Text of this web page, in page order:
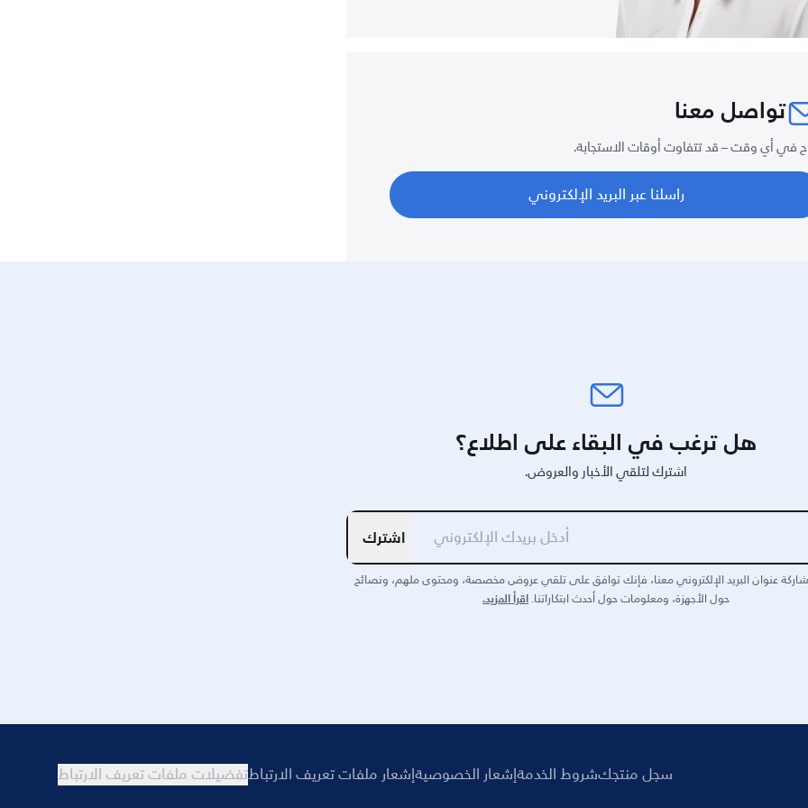
تواصل معنا
في أي وقت – قد تتفاوت أوقات الاستجابة.
راسلنا عبر البريد الإلكتروني
هل ترغب في البقاء على اطلاع؟
اشترك لتلقي الأخبار والعروض.
اشترك
عنوان البريد الإلكتروني معنا، فإنك توافق على تلقي عروض مخصصة، ومحتوى ملهم، ونصائح
حول الأجهزة، ومعلومات حول أحدث ابتكاراتنا.اقرأ المزيد.
سجل منتجكشروط الخدمةإشعار الخصوصيةإشعار ملفات تعريف الارتباطتفضيلات ملفات تعريف الارتباط